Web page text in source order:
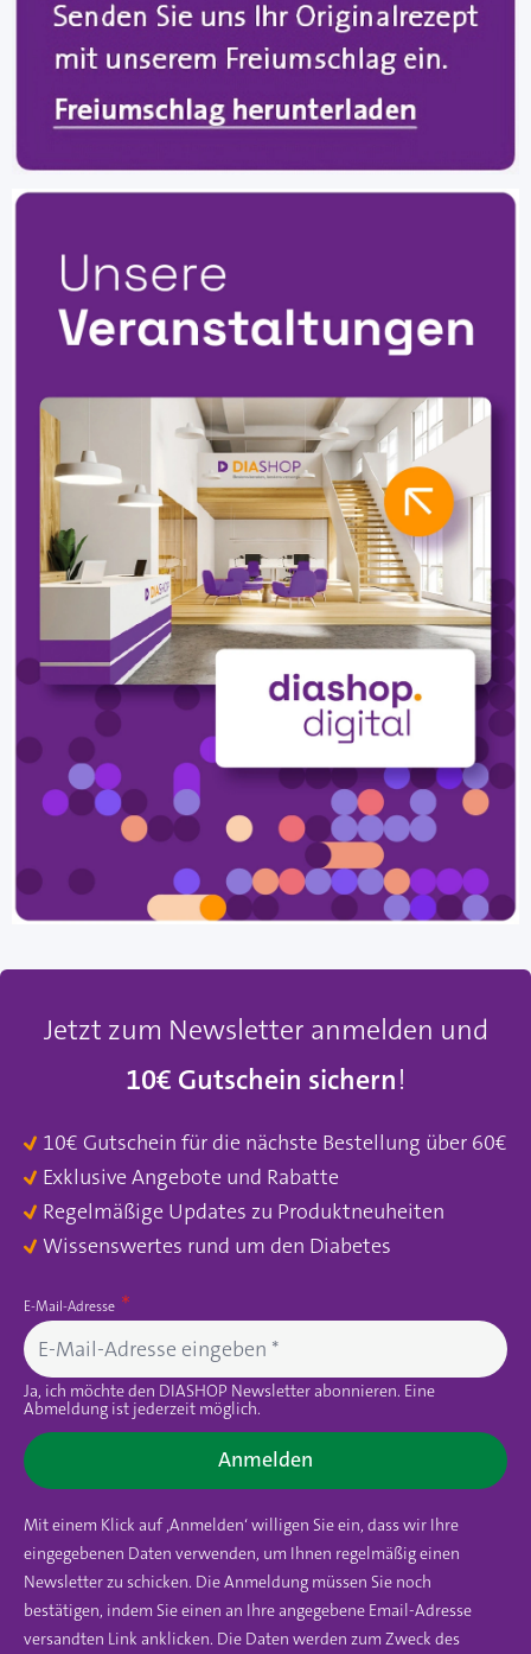
Jetzt zum Newsletter anmelden und
10€ Gutschein sichern!
10€ Gutschein für die nächste Bestellung über 60€
Exklusive Angebote und Rabatte
Regelmäßige Updates zu Produktneuheiten
Wissenswertes rund um den Diabetes
E-Mail-Adresse
Ja, ich möchte den DIASHOP Newsletter abonnieren. Eine
Abmeldung ist jederzeit möglich.
Anmelden
Mit einem Klick auf ‚Anmelden‘ willigen Sie ein, dass wir Ihre
eingegebenen Daten verwenden, um Ihnen regelmäßig einen
Newsletter zu schicken. Die Anmeldung müssen Sie noch
bestätigen, indem Sie einen an Ihre angegebene Email-Adresse
versandten Link anklicken. Die Daten werden zum Zweck des